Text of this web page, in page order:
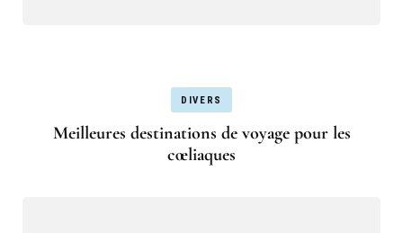
DIVERS
Meilleures destinations de voyage pour les
cœliaques